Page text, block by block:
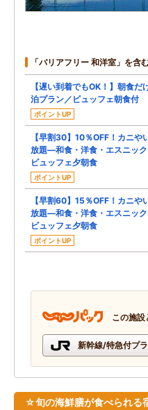
「バリアフリー 和洋室」を含
【遅い到着でもOK！】朝食だ
泊プラン／ビュッフェ朝食付
ポイントUP
【早割30】10％OFF！カニや
放題―和食・洋食・エスニッ
ビュッフェ夕朝食
ポイントUP
【早割60】15％OFF！カニや
放題―和食・洋食・エスニッ
ビュッフェ夕朝食
ポイントUP
この施
新幹線/特急付プ
☆旬の海鮮膳が食べられる